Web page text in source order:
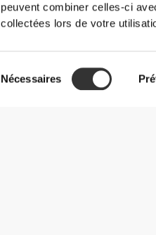
peuvent combiner celles-ci
collectées lors de votre
du
Nécessaires